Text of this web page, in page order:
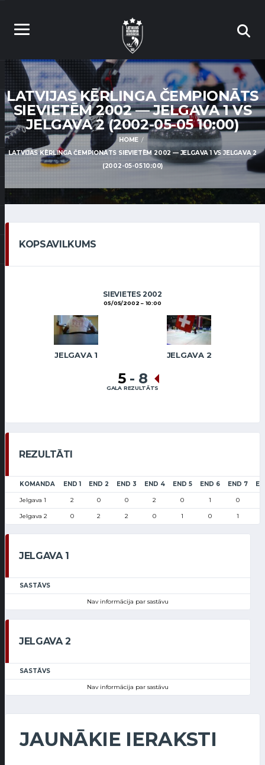
LATVIJAS KĒRLINGA ČEMPIONĀTS
SIEVIETĒM 2002 — JELGAVA 1 VS
JELGAVA 2 (2002-05-05 10:00)
HOME
LATVIJAS KĒRLINGA ČEMPIONĀTS SIEVIETĒM 2002 — JELGAVA 1 VS JELGAVA 2
(2002-05-05 10:00)
KOPSAVILKUMS
SIEVIETES 2002
05/05/2002 10:00
JELGAVA 1 JELGAVA 2
5 - 8
GALA REZULTĀTS
REZULTĀTI
KOMANDA END 1 END 2 END 3 END 4 END 5 END 6 END 7
Jelgava 1 2 0 0 2 0 1 0
Jelgava 2 0 2 2 0 1 0 1
JELGAVA 1
SASTĀVS
Nav informācija par sastāvu
JELGAVA 2
SASTĀVS
Nav informācija par sastāvu
JAUNĀKIE IERAKSTI